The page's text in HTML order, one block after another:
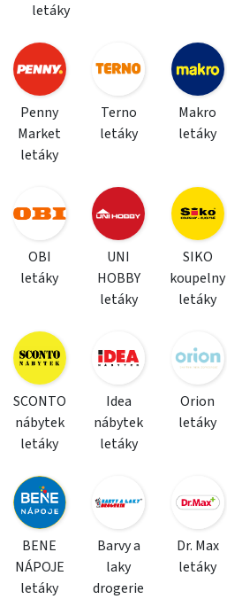
letáky
Penny
Market
letáky
Terno
letáky
Makro
letáky
OBI
letáky
UNI
HOBBY
letáky
SIKO
koupelny
letáky
SCONTO
nábytek
letáky
Idea
nábytek
letáky
Orion
letáky
BENE
NÁPOJE
letáky
Barvy a
laky
drogerie
Dr. Max
letáky